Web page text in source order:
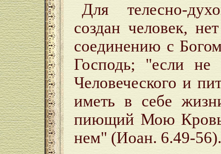
Для телесно-
создан человек,
соединению с
Господь; "если
Человеческого и
иметь в себе
пиющий Мою
нем" (Иоан. 6.49-56).